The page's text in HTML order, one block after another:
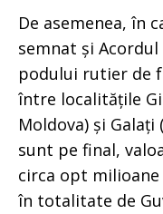
De asemenea, în
semnat și
podului rutier de
între localitățile
Moldova) și
sunt pe final,
circa opt
în totalitate de